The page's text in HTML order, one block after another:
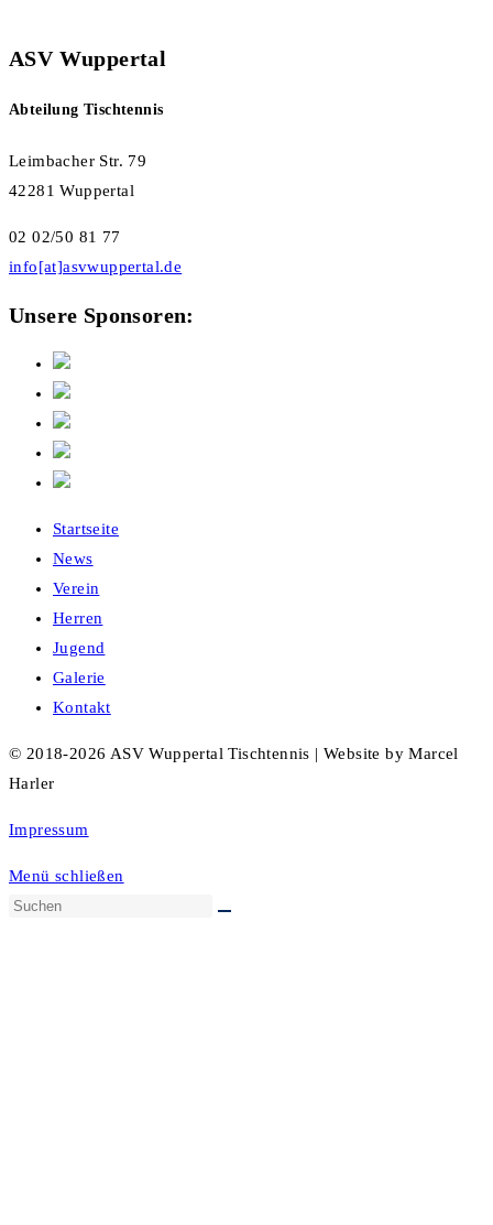
ASV Wuppertal
Abteilung Tischtennis
Leimbacher Str. 79
42281 Wuppertal
02 02/50 81 77
info[at]asvwuppertal.de
Unsere Sponsoren:
Startseite
News
Verein
Herren
Jugend
Galerie
Kontakt
© 2018-2026 ASV Wuppertal Tischtennis | Website by Marcel
Harler
Impressum
Menü schließen